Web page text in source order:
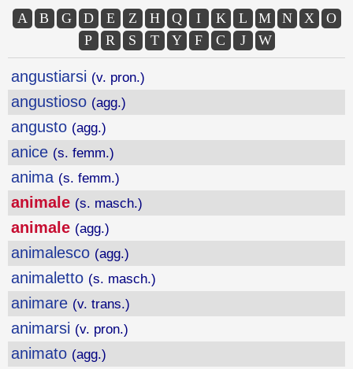
A B G D E Z H Q I K L M N X
O
P
R S T Y F C J W
angustiarsi (v. pron.)
angustioso (agg.)
angusto (agg.)
anice (s. femm.)
anima (s. femm.)
animale (s. masch.)
animale (agg.)
animalesco (agg.)
animaletto (s. masch.)
animare (v. trans.)
animarsi (v. pron.)
animato (agg.)